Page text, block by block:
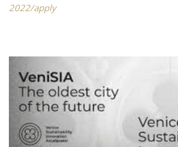
2022/apply